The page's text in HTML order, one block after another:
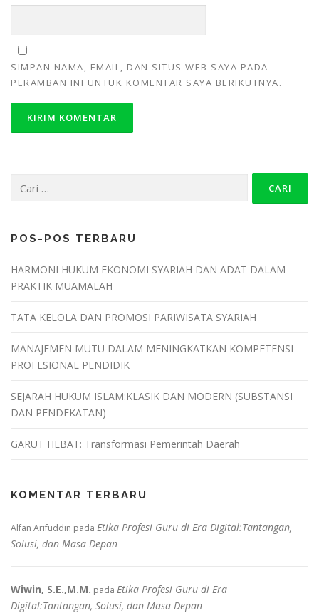
SIMPAN NAMA, EMAIL, DAN SITUS WEB SAYA PADA
PERAMBAN INI UNTUK KOMENTAR SAYA BERIKUTNYA.
POS-POS TERBARU
HARMONI HUKUM EKONOMI SYARIAH DAN ADAT DALAM
PRAKTIK MUAMALAH
TATA KELOLA DAN PROMOSI PARIWISATA SYARIAH
MANAJEMEN MUTU DALAM MENINGKATKAN KOMPETENSI
PROFESIONAL PENDIDIK
SEJARAH HUKUM ISLAM:KLASIK DAN MODERN (SUBSTANSI
DAN PENDEKATAN)
GARUT HEBAT: Transformasi Pemerintah Daerah
KOMENTAR TERBARU
Alfan Arifuddin pada Etika Profesi Guru di Era Digital:Tantangan,
Solusi, dan Masa Depan
Wiwin, S.E.,M.M. pada Etika Profesi Guru di Era
Digital:Tantangan, Solusi, dan Masa Depan